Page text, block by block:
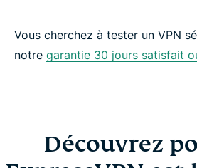
Vous cherchez à tester un VPN
notre garantie 30 jours satisfait
Découvrez